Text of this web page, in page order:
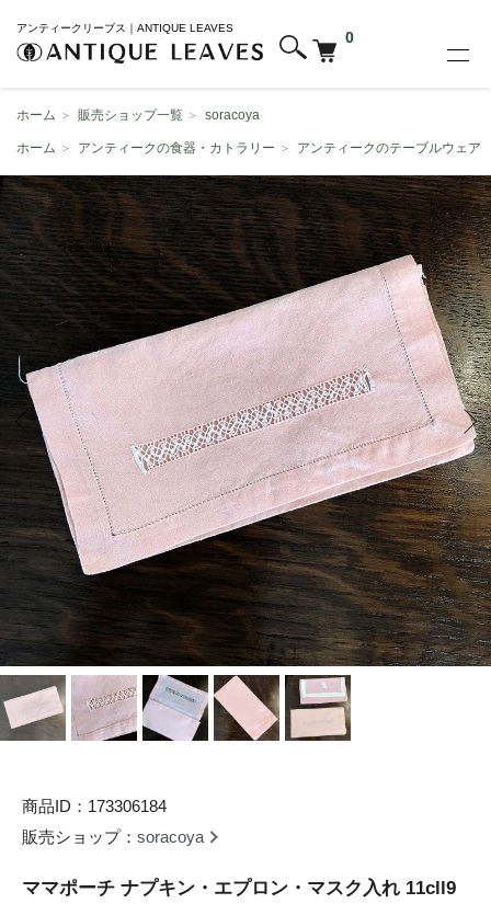
アンティークリーブス｜ANTIQUE LEAVES
0
ホーム ＞ 販売ショップ一覧 ＞ soracoya
ホーム ＞ アンティークの食器・カトラリー ＞ アンティークのテーブルウェア
商品ID：173306184
販売ショップ： soracoya
ママポーチ ナプキン・エプロン・マスク入れ 11cll9